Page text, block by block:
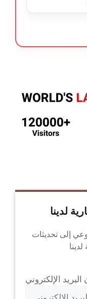
لدينا
إلى تحديثات
البريد الإلكتروني